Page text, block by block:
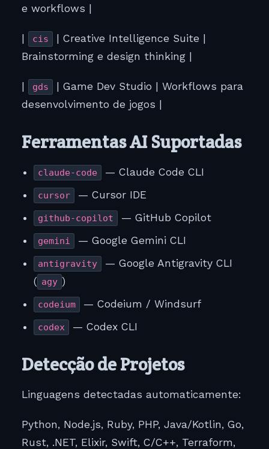
e workflows |
cis
| Creative Intelligence Suite |
Brainstorming e design thinking |
gds
| Game Dev Studio | Workflows para
desenvolvimento de jogos |
Ferramentas AI Suportadas
claude-code — Claude Code CLI
cursor — Cursor IDE
github-copilot — GitHub Copilot
gemini — Google Gemini CLI
antigravity
— Google Antigravity CLI
( agy )
codeium — Codeium / Windsurf
codex — Codex CLI
Detecção de Projetos
Linguagens detectadas automaticamente:
Python, Node.js, Ruby, PHP, Java/Kotlin, Go,
Rust, .NET, Elixir, Swift, C/C++, Terraform,